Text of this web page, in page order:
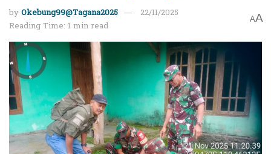
byOkebung99@Tagana2025
22/11/2025
Reading Time: 1 min read
AA